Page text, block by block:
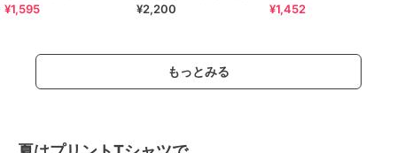
シャツ
¥1,595
ーTシャツ
¥2,200 ¥1,452
もっとみる